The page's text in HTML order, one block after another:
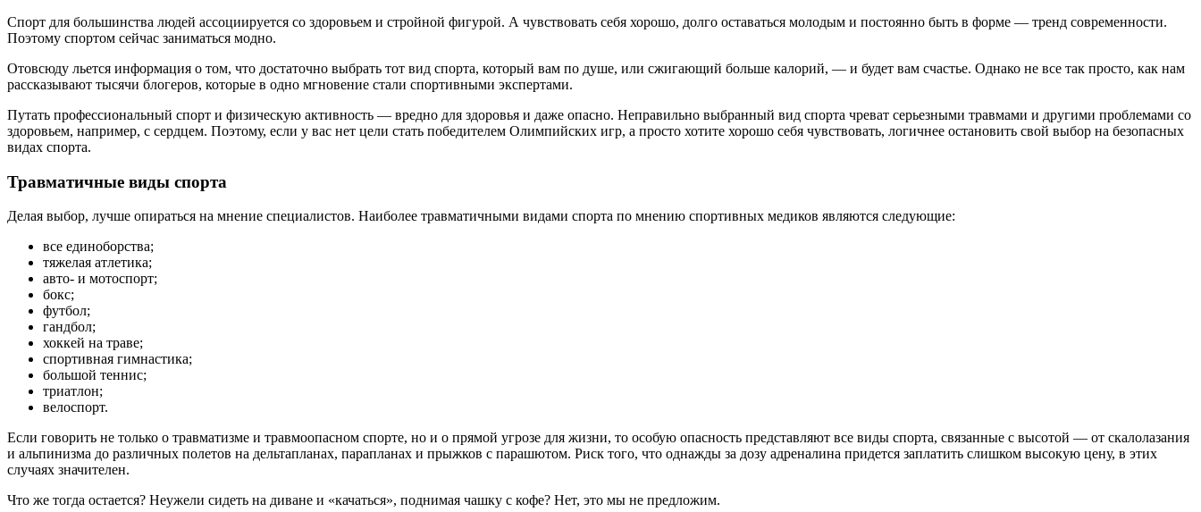
Спорт для большинства людей ассоциируется со здоровьем и стройной фигурой. А чувствовать себя хорошо, долго оставаться молодым и постоянно быть в форме — тренд современности.
Поэтому спортом сейчас заниматься модно.
Отовсюду льется информация о том, что достаточно выбрать тот вид спорта, который вам по душе, или сжигающий больше калорий, — и будет вам счастье. Однако не все так просто, как нам
рассказывают тысячи блогеров, которые в одно мгновение стали спортивными экспертами.
Путать профессиональный спорт и физическую активность — вредно для здоровья и даже опасно. Неправильно выбранный вид спорта чреват серьезными травмами и другими проблемами со
здоровьем, например, с сердцем. Поэтому, если у вас нет цели стать победителем Олимпийских игр, а просто хотите хорошо себя чувствовать, логичнее остановить свой выбор на безопасных
видах спорта.
Травматичные виды спорта
Делая выбор, лучше опираться на мнение специалистов. Наиболее травматичными видами спорта по мнению спортивных медиков являются следующие:
все единоборства;
тяжелая атлетика;
авто- и мотоспорт;
бокс;
футбол;
гандбол;
хоккей на траве;
спортивная гимнастика;
большой теннис;
триатлон;
велоспорт.
Если говорить не только о травматизме и травмоопасном спорте, но и о прямой угрозе для жизни, то особую опасность представляют все виды спорта, связанные с высотой — от скалолазания
и альпинизма до различных полетов на дельтапланах, парапланах и прыжков с парашютом. Риск того, что однажды за дозу адреналина придется заплатить слишком высокую цену, в этих
случаях значителен.
Что же тогда остается? Неужели сидеть на диване и «качаться», поднимая чашку с кофе? Нет, это мы не предложим.